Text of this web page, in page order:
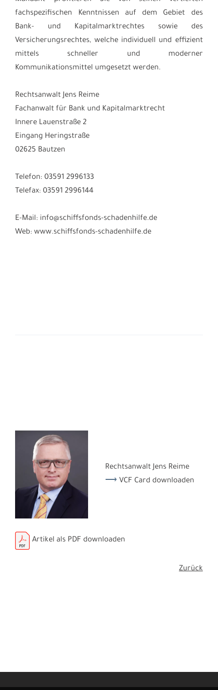
fachspezifischen Kenntnissen auf dem Gebiet des
Bank- und Kapitalmarktrechtes sowie des
Versicherungsrechtes, welche individuell und effizient
mittels schneller und moderner
Kommunikationsmittel umgesetzt werden.
Rechtsanwalt Jens Reime
Fachanwalt für Bank und Kapitalmarktrecht
Innere Lauenstraße 2
Eingang Heringstraße
02625 Bautzen
Telefon: 03591 2996133
Telefax: 03591 2996144
E-Mail: info@schiffsfonds-schadenhilfe.de
Web: www.schiffsfonds-schadenhilfe.de
Rechtsanwalt Jens Reime
VCF Card downloaden
Artikel als PDF downloaden
Zurück